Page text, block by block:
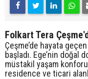
Folkart Tera
Çeşme’de hayata
başladı. Ege’nin doğal
müstakil yaşam
residence ve ticari